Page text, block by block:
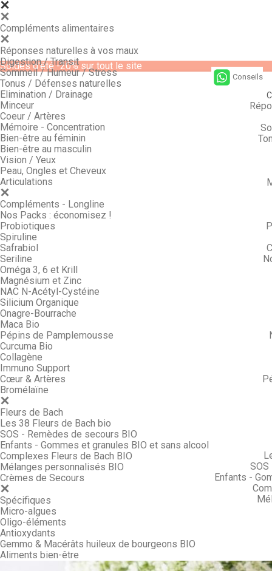
Soldes d'été -20% sur tout le site
Compléments alimentaires
Réponses naturelles à vos maux
Digestion / Transit
Sommeil / Humeur / Stress
Tonus / Défenses naturelles
Elimination / Drainage
Minceur
Coeur / Artères
Mémoire - Concentration
Bien-être au féminin
Bien-être au masculin
Vision / Yeux
Peau, Ongles et Cheveux
Articulations
Compléments - Longline
Nos Packs : économisez !
Probiotiques
Spiruline
Safrabiol
Seriline
Oméga 3, 6 et Krill
Magnésium et Zinc
NAC N-Acétyl-Cystéine
Silicium Organique
Onagre-Bourrache
Maca Bio
Pépins de Pamplemousse
Curcuma Bio
Collagène
Immuno Support
Cœur & Artères
Bromélaïne
Fleurs de Bach
Les 38 Fleurs de Bach bio
SOS - Remèdes de secours BIO
Enfants - Gommes et granules BIO et sans alcool
Complexes Fleurs de Bach BIO
Mélanges personnalisés BIO
Crèmes de Secours
Spécifiques
Micro-algues
Oligo-éléments
Antioxydants
Gemmo & Macérâts huileux de bourgeons BIO
Aliments bien-être
Enfants -
Gemmo &
Conseils